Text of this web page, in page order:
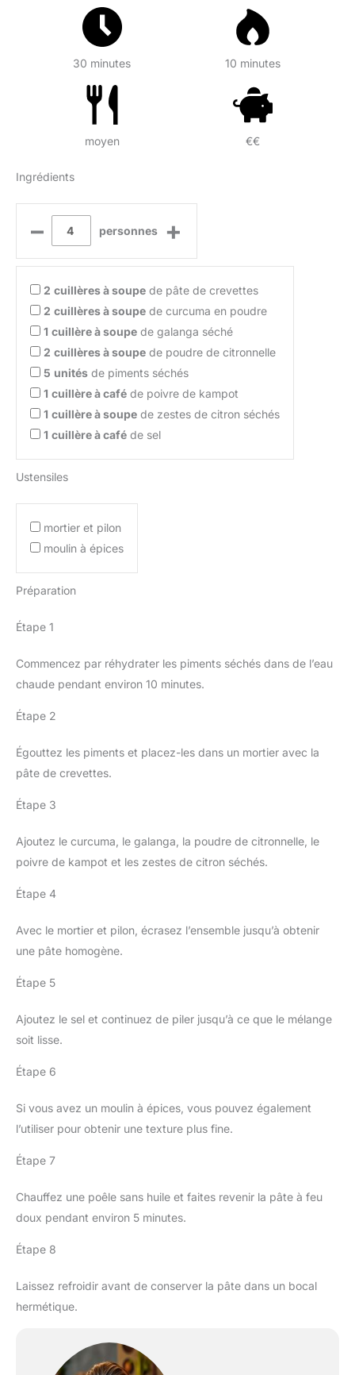
30 minutes 10 minutes
moyen €€
Ingrédients
– personnes +
2 cuillères à soupe de pâte de crevettes
2 cuillères à soupe de curcuma en poudre
1 cuillère à soupe de galanga séché
2 cuillères à soupe de poudre de citronnelle
5 unités de piments séchés
1 cuillère à café de poivre de kampot
1 cuillère à soupe de zestes de citron séchés
1 cuillère à café de sel
Ustensiles
mortier et pilon
moulin à épices
Préparation
Étape 1
Commencez par réhydrater les piments séchés dans de l’eau
chaude pendant environ 10 minutes.
Étape 2
Égouttez les piments et placez-les dans un mortier avec la
pâte de crevettes.
Étape 3
Ajoutez le curcuma, le galanga, la poudre de citronnelle, le
poivre de kampot et les zestes de citron séchés.
Étape 4
Avec le mortier et pilon, écrasez l’ensemble jusqu’à obtenir
une pâte homogène.
Étape 5
Ajoutez le sel et continuez de piler jusqu’à ce que le mélange
soit lisse.
Étape 6
Si vous avez un moulin à épices, vous pouvez également
l’utiliser pour obtenir une texture plus fine.
Étape 7
Chauffez une poêle sans huile et faites revenir la pâte à feu
doux pendant environ 5 minutes.
Étape 8
Laissez refroidir avant de conserver la pâte dans un bocal
hermétique.